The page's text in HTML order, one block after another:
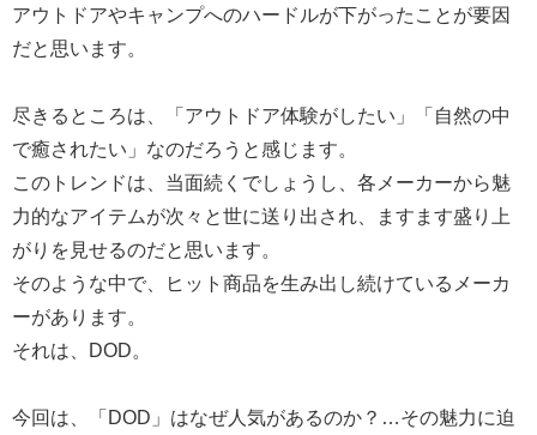
アウトドアやキャンプへのハードルが下がったことが要因
だと思います。
尽きるところは、「アウトドア体験がしたい」「自然の中
で癒されたい」なのだろうと感じます。
このトレンドは、当面続くでしょうし、各メーカーから魅
力的なアイテムが次々と世に送り出され、ますます盛り上
がりを見せるのだと思います。
そのような中で、ヒット商品を生み出し続けているメーカ
ーがあります。
それは、
DOD。
今回は、「 DOD 」はなぜ人気があるのか？ …その魅力に迫